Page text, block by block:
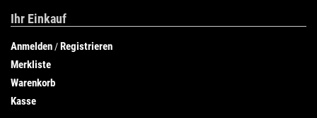
Ihr Einkauf
Anmelden /Registrieren
Merkliste
Warenkorb
Kasse